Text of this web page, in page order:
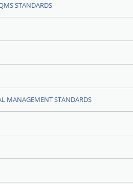
STANDARDS
MANAGEMENT STANDARDS